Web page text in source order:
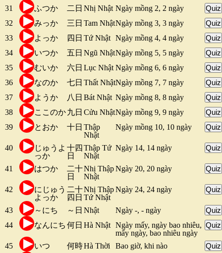
31 ふつか 二日 Nhị Nhật Ngày mồng 2, 2 ngày
Quiz
32
みっか 三日 Tam NhậtNgày mồng 3, 3 ngày
Quiz
33
よっか 四日 Tứ Nhật Ngày mồng 4, 4 ngày
Quiz
34
いつか 五日 Ngũ NhậtNgày mồng 5, 5 ngày
Quiz
35
むいか 六日 Lục Nhật Ngày mồng 6, 6 ngày
Quiz
36
なのか 七日 Thất NhậtNgày mồng 7, 7 ngày
Quiz
37
ようか 八日 Bát Nhật Ngày mồng 8, 8 ngày
Quiz
38
ここのか九日 Cửu NhậtNgày mồng 9, 9 ngày
Quiz
39
とおか 十日 Thập
Nhật
Ngày mồng 10, 10 ngày Quiz
40
じゅうよ
っか
十四
日
Thập Tứ
Nhật
Ngày 14, 14 ngày Quiz
41 はつか
二十
日
Nhị Thập
Nhật
Ngày 20, 20 ngày Quiz
42
にじゅう
よっか
二十
四日
Nhị Thập
Tứ Nhật
Ngày 24, 24 ngày Quiz
43 ～にち ～日 Nhật Ngày -, - ngày
Quiz
44
なんにち 何日 Hà Nhật Ngày mấy, ngày bao nhiêu,
mấy ngày, bao nhiêu ngày
Quiz
45 いつ 何時Hà Thời Bao giờ, khi nào
Quiz